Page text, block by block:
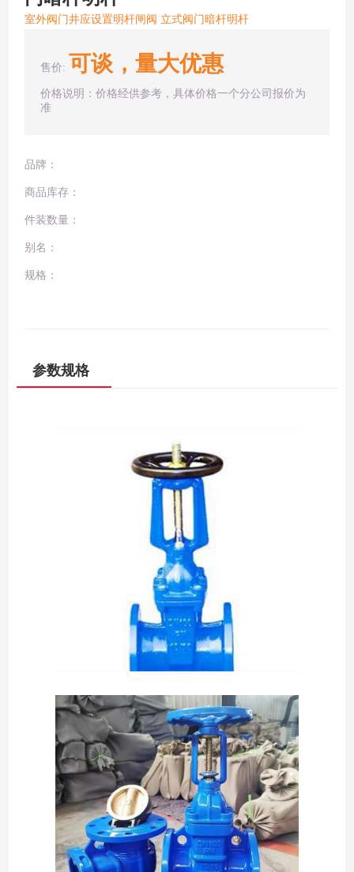
室外阀门井应设置明杆闸阀 立式阀门暗杆明杆
售价: 可谈，量大优惠
价格说明：价格经供参考，具体价格一个分公司报价为
准
品牌：
商品库存：
件装数量：
别名：
规格：
参数规格